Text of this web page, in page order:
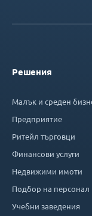
Решения
Малък и среден
Предприятие
Ритейл търговци
Финансови услуги
Недвижими имоти
Подбор на персонал
Учебни заведения